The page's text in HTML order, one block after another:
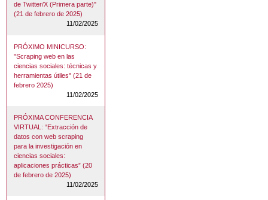
de Twitter/X (Primera parte)"
(21 de febrero de 2025)
11/02/2025
PRÓXIMO MINICURSO:
"Scraping web en las
ciencias sociales: técnicas y
herramientas útiles" (21 de
febrero 2025)
11/02/2025
PRÓXIMA CONFERENCIA
VIRTUAL: “Extracción de
datos con web scraping
para la investigación en
ciencias sociales:
aplicaciones prácticas” (20
de febrero de 2025)
11/02/2025